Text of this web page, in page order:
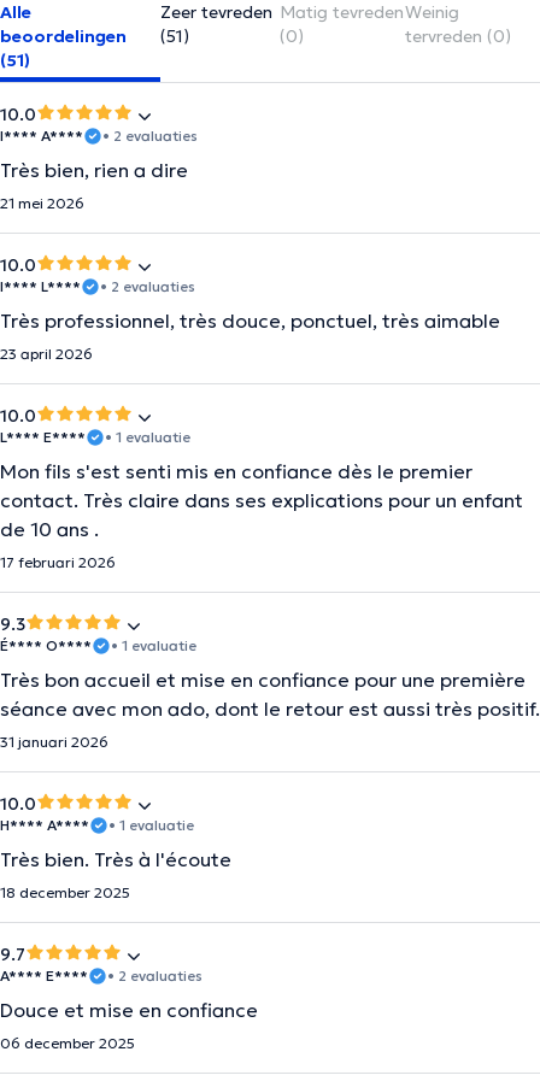
Alle
beoordelingen
(51)
Zeer tevreden
(51)
Matig tevreden
(0)
Weinig
tervreden (0)
10.0
I**** A**** • 2 evaluaties
Très bien, rien a dire
21 mei 2026
10.0
I**** L**** • 2 evaluaties
Très professionnel, très douce, ponctuel, très aimable
23 april 2026
10.0
L**** E**** • 1 evaluatie
Mon fils s'est senti mis en confiance dès le premier
contact. Très claire dans ses explications pour un enfant
de 10 ans .
17 februari 2026
9.3
É**** O**** • 1 evaluatie
Très bon accueil et mise en confiance pour une première
séance avec mon ado, dont le retour est aussi très positif.
31 januari 2026
10.0
H**** A**** • 1 evaluatie
Très bien. Très à l'écoute
18 december 2025
9.7
A**** E**** • 2 evaluaties
Douce et mise en confiance
06 december 2025